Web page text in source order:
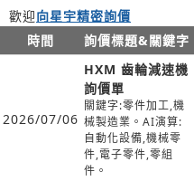
歡迎向星宇精密詢價
時間
詢價標題&關鍵字
2026/07/06
HXM 齒輪減速機
詢價單
關鍵字:零件加工,機
械製造業。AI演算:
自動化設備,機械零
件,電子零件,零組
件。